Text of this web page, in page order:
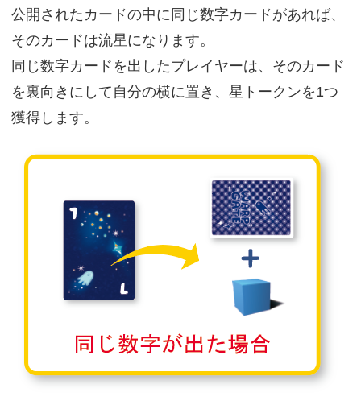
公開されたカードの中に同じ数字カードがあれば、
そのカードは流星になります。
同じ数字カードを出したプレイヤーは、そのカード
を裏向きにして自分の横に置き、星トークンを1つ
獲得します。